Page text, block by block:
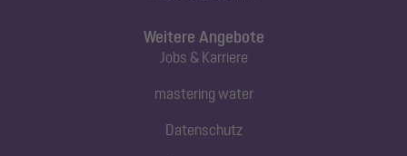
Weitere Angebote
Jobs & Karriere
mastering water
Datenschutz